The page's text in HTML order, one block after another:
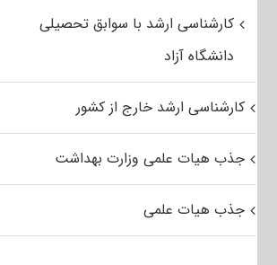
کارشناسی ارشد با سوابق تحصیلی
دانشگاه آزاد
کارشناسی ارشد خارج از کشور
جذب هیات علمی وزارت بهداشت
جذب هیات علمی